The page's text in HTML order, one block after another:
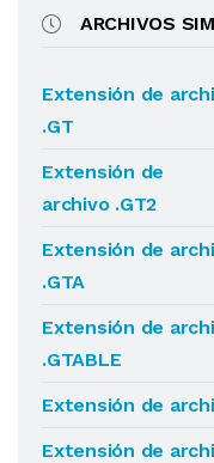
ARCHIVOS
Extensión de
.GT
Extensión de
archivo .GT2
Extensión de
.GTA
Extensión de
.GTABLE
Extensión de
Extensión de